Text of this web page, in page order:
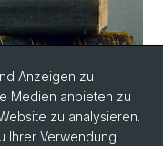
Anzeigen zu
Medien anbieten zu
zu analysieren.
Ihrer Verwendung